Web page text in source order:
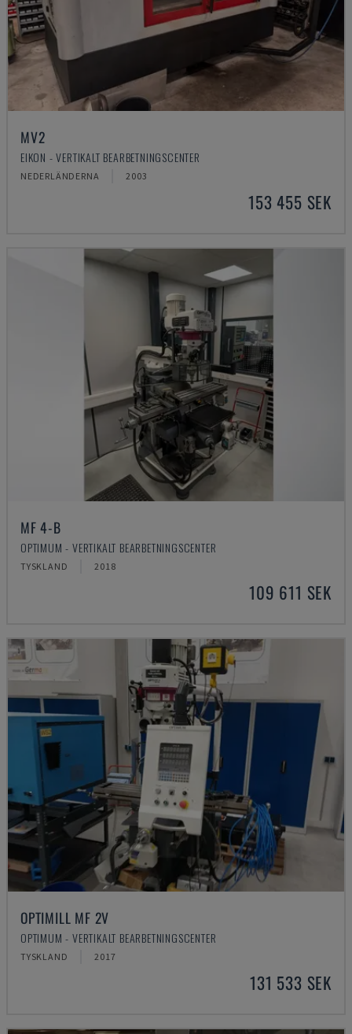
MV2
EIKON - VERTIKALT BEARBETNINGSCENTER
NEDERLÄNDERNA 2003
153 455 SEK
MF 4-B
OPTIMUM - VERTIKALT BEARBETNINGSCENTER
TYSKLAND 2018
109 611 SEK
OPTIMILL MF 2V
OPTIMUM - VERTIKALT BEARBETNINGSCENTER
TYSKLAND 2017
131 533 SEK